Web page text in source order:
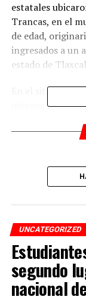
estatales
Trancas, en el
de edad,
ingresados a un
estado de
En el sitio se
quienes al
diversos
regresar a su
posteriormente
fueron
las indagatorias
RELATED TOPICS:
UNCATEGORIZED
segundo
nacional